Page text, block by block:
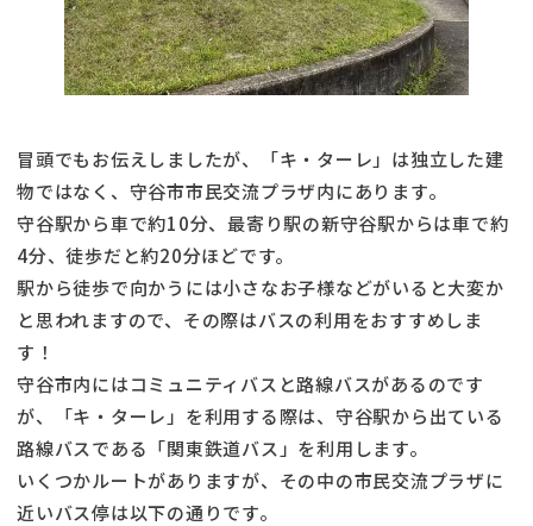
冒頭でもお伝えしましたが、「キ・ターレ」は独立した建
物ではなく、守谷市市民交流プラザ内にあります。
守谷駅から車で約10分、最寄り駅の新守谷駅からは車で約
4分、徒歩だと約20分ほどです。
駅から徒歩で向かうには小さなお子様などがいると大変か
と思われますので、その際はバスの利用をおすすめしま
す！
守谷市内にはコミュニティバスと路線バスがあるのです
が、「キ・ターレ」を利用する際は、守谷駅から出ている
路線バスである「関東鉄道バス」を利用します。
いくつかルートがありますが、その中の市民交流プラザに
近いバス停は以下の通りです。